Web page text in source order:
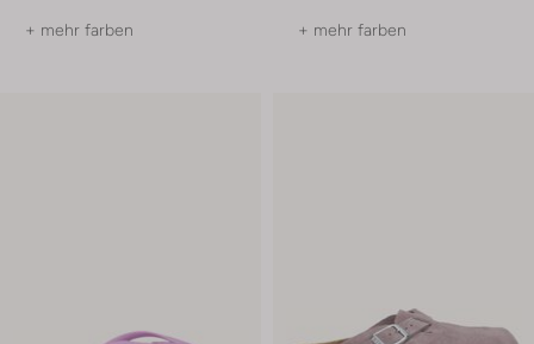
+ mehr farben + mehr farben